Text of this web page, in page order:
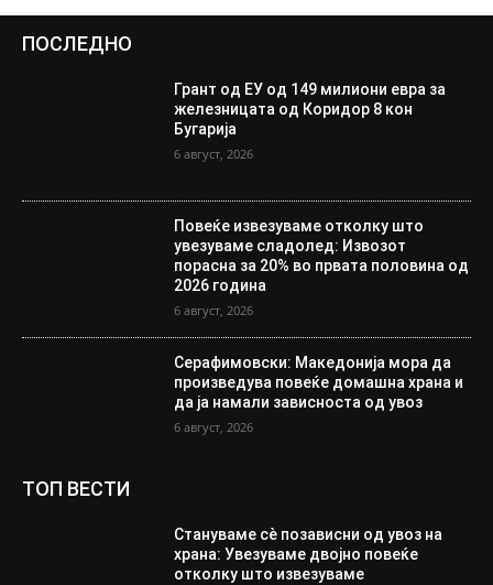
ПОСЛЕДНО
Грант од ЕУ од 149 милиони евра за
железницата од Коридор 8 кон
Бугарија
6 август, 2026
Повеќе извезуваме отколку што
увезуваме сладолед: Извозот
порасна за 20% во првата половина од
2026 година
6 август, 2026
Серафимовски: Македонија мора да
произведува повеќе домашна храна и
да ја намали зависноста од увоз
6 август, 2026
ТОП ВЕСТИ
Стануваме сè позависни од увоз на
храна: Увезуваме двојно повеќе
отколку што извезуваме